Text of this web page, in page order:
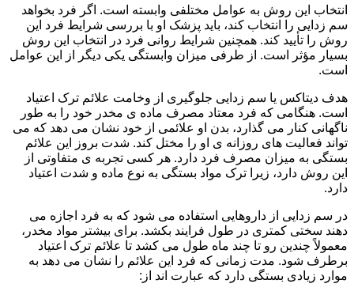
انتخاب این روش به عوامل مختلفی وابسته است. اگر فرد بخواهد
سم زدایی را انتخاب کند، باید پزشک او با بررسی شرایط فرد این
روش را تأیید کند. همچنین شرایط روانی فرد در انتخاب این روش
بسیار مؤثر است. از طرفی میزان وابستگی یکی دیگر از این عوامل
است.
هدف دیتاکس یا سم زدایی جلوگیری از وخامت علائم ترک اعتیاد
است. هنگامی که فرد معتاد مصرف ماده ی مخدر خود را به طور
ناگهانی کنار می گذارد، بدن او علائمی از خود نشان می دهد که می
تواند فعالیت های روزانه ی او را مختل کند. شدت بروز این علائم
بستگی به میزان مصرف فرد دارد. هر کسی تجربه ی متفاوتی از
این روش دارد، زیرا ترک مواد بستگی به نوع ماده و شدت اعتیاد
دارد.
در سم زدایی از داروهایی استفاده می شود که به فرد اجازه می
دهند سختی کمتری در طول فرایند بکشد. برای بیشتر مواد مخدر،
معمولاً چندین رو تا چند ماه طول می کشد تا علائم ترک اعتیاد
برطرف شود. مدت زمانی که فرد این علائم را نشان می دهد به
موارد زیادی بستگی دارد که عبارت اند از: